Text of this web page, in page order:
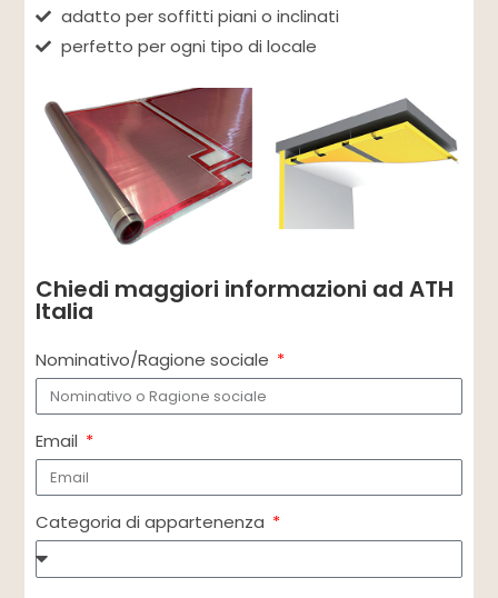
adatto per soffitti piani o inclinati
perfetto per ogni tipo di locale
Chiedi maggiori informazioni ad ATH
Italia
Nominativo/Ragione sociale
Email
Categoria di appartenenza